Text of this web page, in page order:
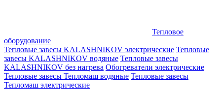
Тепловое
оборудование
Тепловые завесы KALASHNIKOV электрические Тепловые
завесы KALASHNIKOV водяные Тепловые завесы
KALASHNIKOV без нагрева Обогреватели электрические
Тепловые завесы Тепломаш водяные Тепловые завесы
Тепломаш электрические